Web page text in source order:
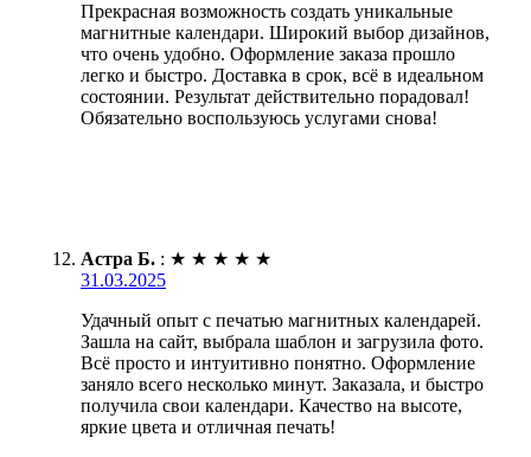
Прекрасная возможность создать уникальные
магнитные календари. Широкий выбор дизайнов,
что очень удобно. Оформление заказа прошло
легко и быстро. Доставка в срок, всё в идеальном
состоянии. Результат действительно порадовал!
Обязательно воспользуюсь услугами снова!
Астра Б. : ★ ★ ★ ★ ★
31.03.2025
Удачный опыт с печатью магнитных календарей.
Зашла на сайт, выбрала шаблон и загрузила фото.
Всё просто и интуитивно понятно. Оформление
заняло всего несколько минут. Заказала, и быстро
получила свои календари. Качество на высоте,
яркие цвета и отличная печать!